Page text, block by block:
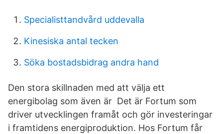
Specialisttandvård uddevalla
Kinesiska antal tecken
Söka bostadsbidrag andra hand
Den stora skillnaden med att välja ett
energibolag som även är Det är Fortum som
driver utvecklingen framåt och gör investeringar
i framtidens energiproduktion. Hos Fortum får